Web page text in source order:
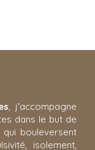
, j'accompagne
dans le but de
bouleversent
isolement,